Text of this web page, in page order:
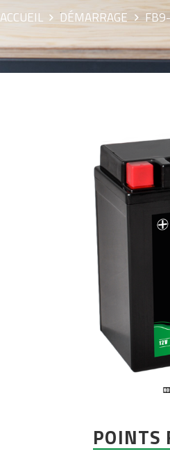
ACCUEIL DÉMARRAGE
POINTS